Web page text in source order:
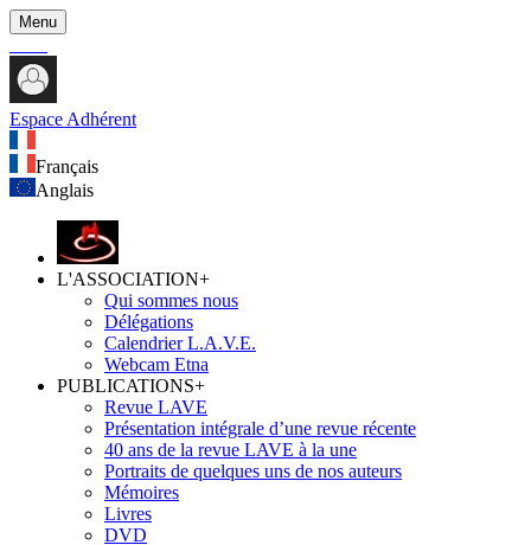
Menu
Espace Adhérent
Français
Anglais
L'ASSOCIATION+
Qui sommes nous
Délégations
Calendrier L.A.V.E.
Webcam Etna
PUBLICATIONS+
Revue LAVE
Présentation intégrale d’une revue récente
40 ans de la revue LAVE à la une
Portraits de quelques uns de nos auteurs
Mémoires
Livres
DVD